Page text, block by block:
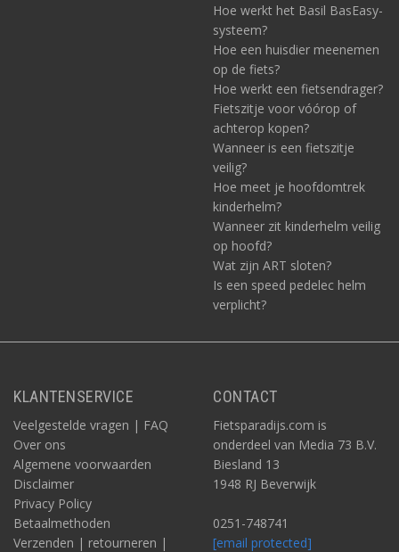
Hoe werkt het Basil BasEasy-
systeem?
Hoe een huisdier meenemen
op de fiets?
Hoe werkt een fietsendrager?
Fietszitje voor vóórop of
achterop kopen?
Wanneer is een fietszitje
veilig?
Hoe meet je hoofdomtrek
kinderhelm?
Wanneer zit kinderhelm veilig
op hoofd?
Wat zijn ART sloten?
Is een speed pedelec helm
verplicht?
KLANTENSERVICE
Veelgestelde vragen | FAQ
Over ons
Algemene voorwaarden
Disclaimer
Privacy Policy
Betaalmethoden
Verzenden | retourneren |
CONTACT
Fietsparadijs.com is
onderdeel van Media 73 B.V.
Biesland 13
1948 RJ Beverwijk
0251-748741
[email protected]